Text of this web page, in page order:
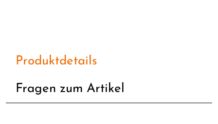
Produktdetails
Fragen zum Artikel